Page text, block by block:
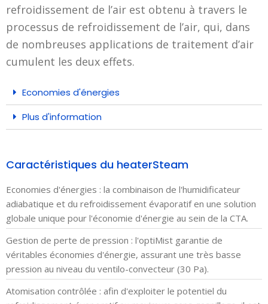
refroidissement de l’air est obtenu à travers le
processus de refroidissement de l’air, qui, dans
de nombreuses applications de traitement d’air
cumulent les deux effets.
Economies d'énergies
Plus d'information
Caractéristiques du heaterSteam
Economies d'énergies : la combinaison de l'humidificateur
adiabatique et du refroidissement évaporatif en une solution
globale unique pour l'économie d'énergie au sein de la CTA.
Gestion de perte de pression : l'optiMist garantie de
véritables économies d'énergie, assurant une très basse
pression au niveau du ventilo-convecteur (30 Pa).
Atomisation contrôlée : afin d'exploiter le potentiel du